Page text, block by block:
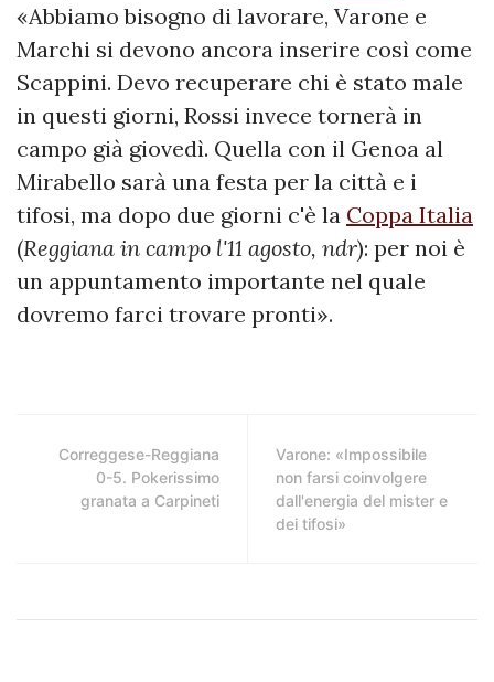
«Abbiamo bisogno di lavorare, Varone e
Marchi si devono ancora inserire così come
Scappini. Devo recuperare chi è stato male
in questi giorni, Rossi invece tornerà in
campo già giovedì. Quella con il Genoa al
Mirabello sarà una festa per la città e i
tifosi, ma dopo due giorni c'è la Coppa Italia
(Reggiana in campo l'11 agosto, ndr): per noi è
un appuntamento importante nel quale
dovremo farci trovare pronti».
Correggese-Reggiana
0-5. Pokerissimo
granata a Carpineti
Varone: «Impossibile
non farsi coinvolgere
dall'energia del mister e
dei tifosi»